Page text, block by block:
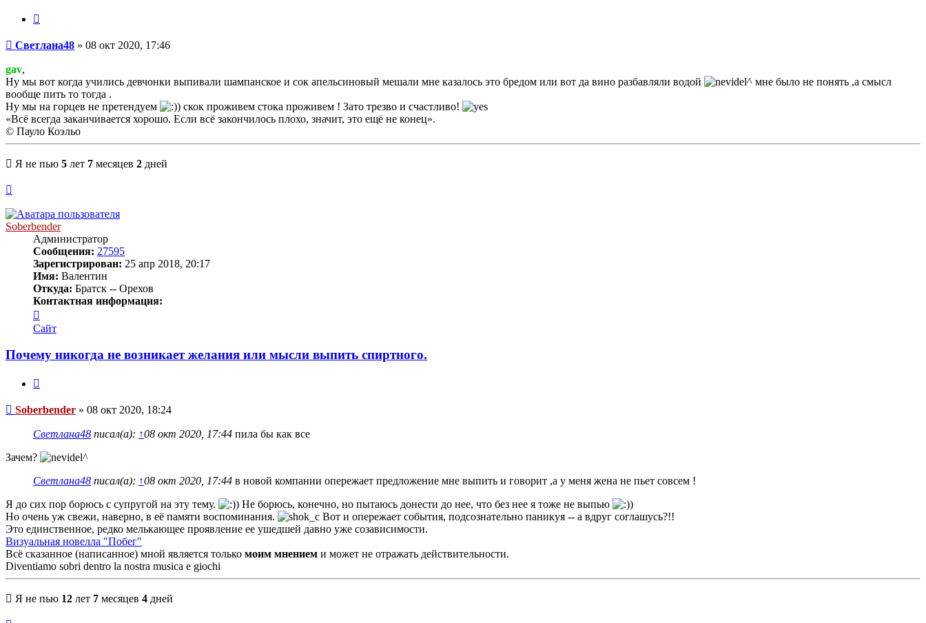
Сообщение
Светлана48 » 08 окт 2020, 17:46
gav,
Ну мы вот когда учились девчонки выпивали шампанское и сок апельсиновый мешали мне казалось это бредом или вот да вино разбавляли водой
мне было не понять ,а смысл
вообще пить то тогда .
Ну мы на горцев не претендуем
скок проживем стока проживем ! Зато трезво и счастливо!
«Всё всегда заканчивается хорошо. Если всё закончилось плохо, значит, это ещё не конец».
© Пауло Коэльо
Я не пью 5 лет 7 месяцев 2 дней
началу
Soberbender
Администратор
Сообщения: 27595
Зарегистрирован: 25 апр 2018, 20:17
Имя: Валентин
Откуда: Братск -- Орехов
Контактная информация:
информация
пользователя
Сайт
Почему никогда не возникает желания или мысли выпить спиртного.
Сообщение
Soberbender » 08 окт 2020, 18:24
Светлана48 писал(а): ↑08 окт 2020, 17:44 пила бы как все
Зачем?
Светлана48 писал(а): ↑08 окт 2020, 17:44 в новой компании опережает предложение мне выпить и говорит ,а у меня жена не пьет совсем !
Я до сих пор борюсь с супругой на эту тему.
Не борюсь, конечно, но пытаюсь донести до нее, что без нее я тоже не выпью
Но очень уж свежи, наверно, в её памяти воспоминания.
Вот и опережает события, подсознательно паникуя -- а вдруг соглашусь?!!
Это единственное, редко мелькающее проявление ее ушедшей давно уже созависимости.
Визуальная новелла "Побег"
Всё сказанное (написанное) мной является только моим мнением и может не отражать действительности.
Diventiamo sobri dentro la nostra musica e giochi
Я не пью 12 лет 7 месяцев 4 дней